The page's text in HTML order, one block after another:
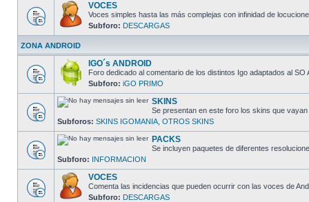
VOCES
Voces simples hasta las más complejas con infinidad de
Subforo: DESCARGAS
ZONA ANDROID
IGO´s ANDROID
Foro dedicado al comentario de los distintos Igo adaptados al SO
Subforo: iGO PRIMO
SKINS
Se presentan en este foro los skins que
Subforos: SKINS IGOMANIA OTROS SKINS
PACKS
Se incluyen paquetes de diferentes
Subforo: INFORMACION
VOCES
Comenta las incidencias que pueden ocurrir con las voces de
Subforo: DESCARGAS